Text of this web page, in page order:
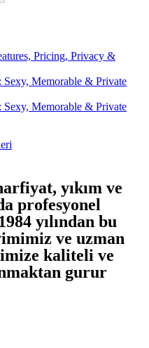
Pricing, Privacy &
Sexy, Memorable & Private
Sexy, Memorable & Private
yıkım ve
profesyonel
yılından bu
ve uzman
kaliteli ve
gurur